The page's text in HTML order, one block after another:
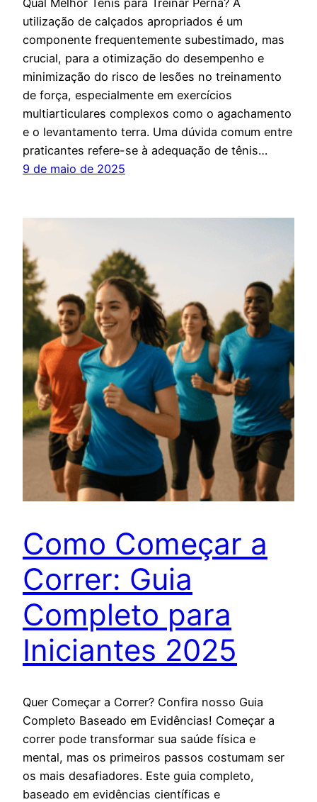
utilização de calçados apropriados é um
componente frequentemente subestimado, mas
crucial, para a otimização do desempenho e
minimização do risco de lesões no treinamento
de força, especialmente em exercícios
multiarticulares complexos como o agachamento
e o levantamento terra. Uma dúvida comum entre
praticantes refere-se à adequação de tênis…
9 de maio de 2025
Como Começar a
Correr: Guia
Completo para
Iniciantes 2025
Quer Começar a Correr? Confira nosso Guia
Completo Baseado em Evidências! Começar a
correr pode transformar sua saúde física e
mental, mas os primeiros passos costumam ser
os mais desafiadores. Este guia completo,
baseado em evidências científicas e